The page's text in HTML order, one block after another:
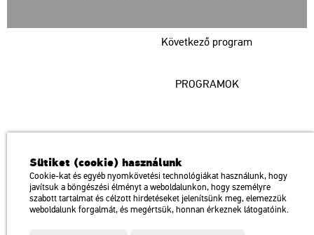
Következő program
PROGRAMOK
a Magyar Művészeti Akadémia intézménye
1146 Budapest, Dózsa György út 37.
Megközelíthető: Millenniumi Földalatti Vasút – Hősök tere megálló
Trolibusz: 75, 79 / Autóbusz: 20, 30, 105
térkép
Sütiket (cookie) használunk
Cookie-kat és egyéb nyomkövetési technológiákat használunk, hogy
javítsuk a böngészési élményt a weboldalunkon, hogy személyre
szabott tartalmat és célzott hirdetéseket jelenítsünk meg, elemezzük
weboldalunk forgalmát, és megértsük, honnan érkeznek látogatóink.